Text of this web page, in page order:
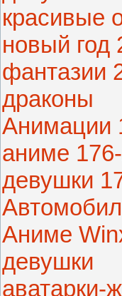
красивые
новый год
фантазии
драконы
Анимации
аниме
девушки
Аниме
девушки
аватарки-